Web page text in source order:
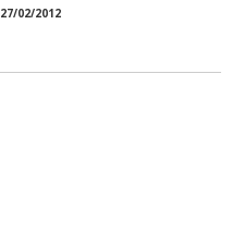
27/02/2012